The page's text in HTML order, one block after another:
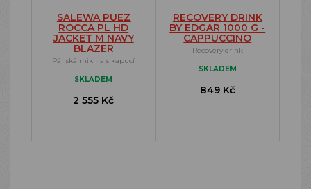
SALEWA PUEZ
ROCCA PL HD
JACKET M NAVY
BLAZER
Pánská mikina s kapucí
SKLADEM
2 555 Kč
RECOVERY DRINK
BY EDGAR 1000 G -
CAPPUCCINO
Recovery drink
SKLADEM
849 Kč